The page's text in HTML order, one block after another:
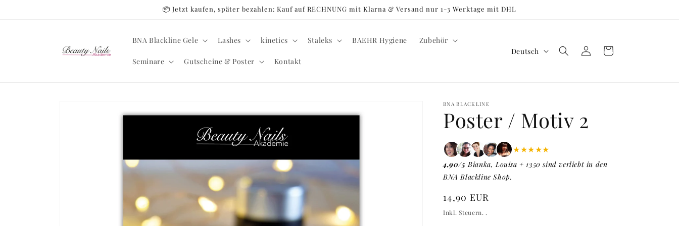
📦 Jetzt kaufen, später bezahlen: Kauf auf RECHNUNG mit Klarna & Versand nur 1-3 Werktage mit DHL
BNA Blackline Gele Lashes kinetics Staleks BAEHR Hygiene Zubehör
Seminare Gutscheine & Poster Kontakt
S
h
e
Deutsch EinloggenWarenkorb
Produktinformationen
BNA BLACKLINE
Poster / Motiv 2
★★★★★
4,90/5 Bianka, Louisa + 1350 sind verliebt in den
BNA Blackline Shop.
Normaler
Preis
14,90 EUR
Inkl. Steuern. .